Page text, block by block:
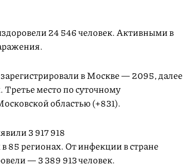
24 546 человек. Активными в
в Москве — 2095, далее
место по суточному
областью (+831).
3 917 918
85 регионах. От инфекции в стране
— 3 389 913 человек.